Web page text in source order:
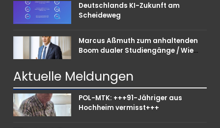
Deutschlands KI-Zukunft am
Scheideweg
Marcus Aßmuth zum anhaltenden
Boom dualer Studiengänge / Wie
punkten können
Aktuelle Meldungen
POL-MTK: +++91-Jähriger aus
Hochheim vermisst+++